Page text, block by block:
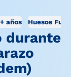
años Huesos
durante